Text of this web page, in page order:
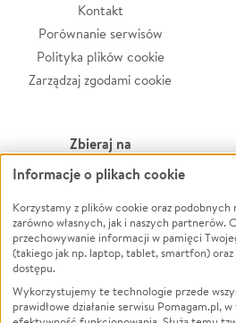
Kontakt
Porównanie serwisów
Polityka plików cookie
Zarządzaj zgodami cookie
Zbieraj na
Leczenie
Zwierzęta
Pożar
Ukraina
Pomoc Finansowa
Informacje o plikach cookie
Korzystamy z plików cookie oraz
zarówno własnych, jak i naszych partnerów.
przechowywanie informacji w pamięci
(takiego jak np. laptop, tablet, smartfon) oraz
dostępu.
Wykorzystujemy te technologie przede
prawidłowe działanie serwisu Pomagam.pl,